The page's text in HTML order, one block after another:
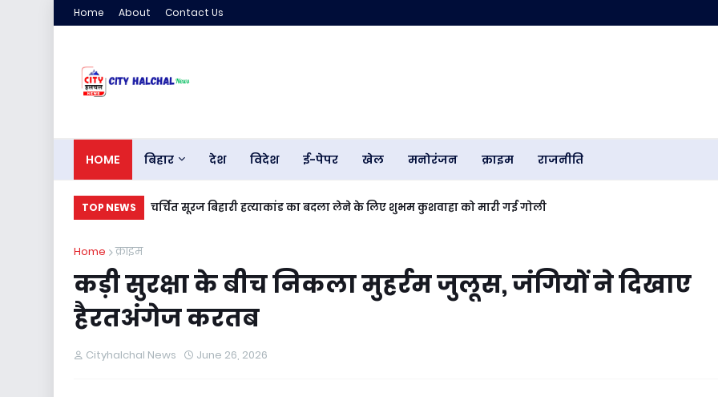
Home About Contact Us
HOME बिहार देश विदेश ई-पेपर खेल मनोरंजन क्राइम राजनीति
TOP NEWS चर्चित सूरज बिहारी हत्याकांड का बदला लेने के लिए शुभम कुशवाहा को मारी गई गोली
Home क्राइम
कड़ी सुरक्षा के बीच निकला मुहर्रम जुलूस, जंगियों ने दिखाए
हैरतअंगेज करतब
Cityhalchal News June 26, 2026